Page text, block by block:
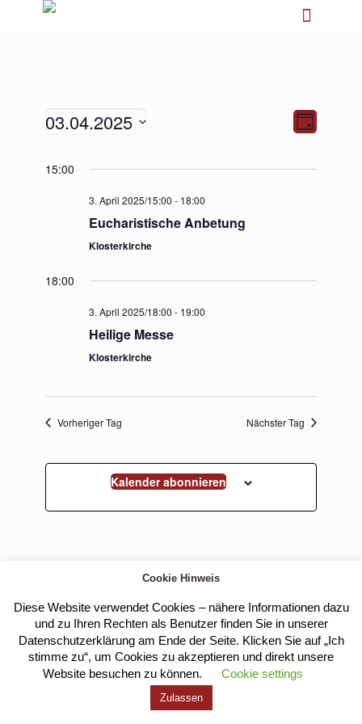
Ansichten-
Navigation
Ansichten-
Tag
03.04.2025
wählen.
15:00
3. April 2025/15:00 - 18:00
Eucharistische Anbetung
Klosterkirche
18:00
3. April 2025/18:00 - 19:00
Heilige Messe
Klosterkirche
Vorheriger Tag Nächster Tag
Kalender abonnieren
Kloster Heilig Kreuz | Impressum | Datenschutz
Cookie Hinweis
Diese Website verwendet Cookies – nähere Informationen dazu
und zu Ihren Rechten als Benutzer finden Sie in unserer
Datenschutzerklärung am Ende der Seite. Klicken Sie auf „Ich
stimme zu“, um Cookies zu akzeptieren und direkt unsere
Website besuchen zu können.
Cookie settings
Zulassen